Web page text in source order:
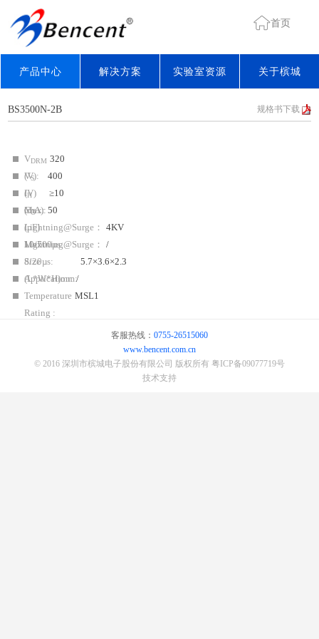
首页
产品中心 解决方案 实验室资源 关于槟城
BS3500N-2B 规格书下载
VDRM
(V):
320
VS
(V)
Max:
400
IH
(mA):
≥10
CO
(pF)
Max:
50
Lightning@Surge：
10/700µs:
4KV
Lightning@Surge：
8/20µs:
/
Size
(L*W*H)mm:
5.7×3.6×2.3
Application: /
Temperature
Rating :
MSL1
客服热线： 0755-26515060
www.bencent.com.cn
© 2016 深圳市槟城电子股份有限公司 版权所有 粤ICP备09077719号
技术支持